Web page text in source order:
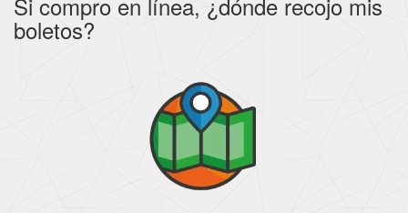
boletos?